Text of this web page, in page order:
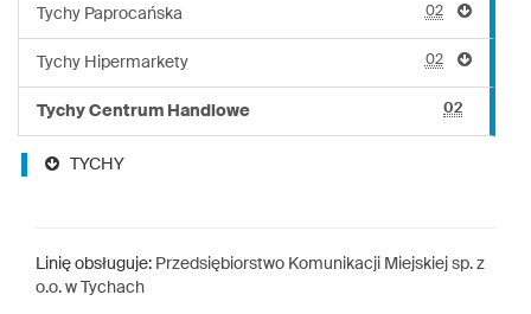
Tychy Paprocańska 02
Tychy Hipermarkety 02
Tychy Centrum Handlowe 02
TYCHY
Linię obsługuje: Przedsiębiorstwo Komunikacji Miejskiej sp. z
o.o. w Tychach